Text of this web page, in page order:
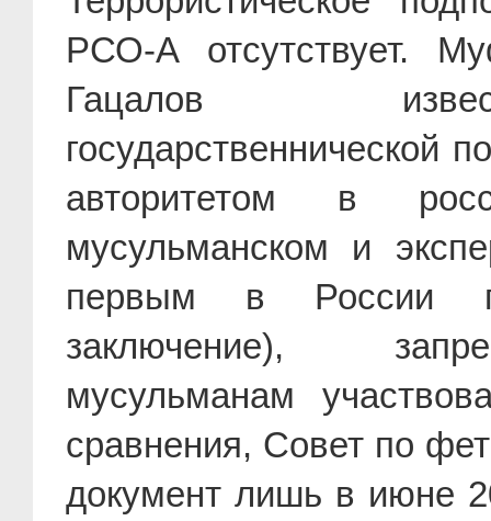
РСО-А отсутствует.
Гацалов
государственнической
авторитетом в
мусульманском и
первым в России
заключение),
мусульманам
сравнения, Совет по
документ лишь в июне